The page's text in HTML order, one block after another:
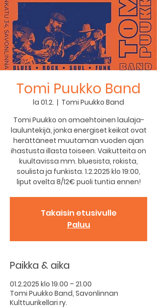
Tomi Puukko Band
la 01.2.
  |
Tomi Puukko Band
Tomi Puukko on omaehtoinen laulaja-
lauluntekijä, jonka energiset keikat ovat
herättäneet muutaman vuoden ajan
ihastusta illasta toiseen. Vaikutteita on
kuultavissa mm. bluesista, rokista,
soulista ja funkista. 1.2.2025 klo 19:00,
liput ovelta 8/12€ puoli tuntia ennen!
Takaisin etusivulle
Paluu
Paikka & aika
01.2.2025 klo 19.00 – 21.00
Tomi Puukko Band, Savonlinnan
Kulttuurikellari ry.